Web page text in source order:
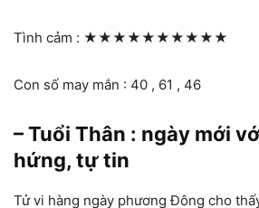
Tình cảm : ★★★★★★★★★★
Con số may mắn : 40 , 61 , 46
– Tuổi Thân : ngày mới
hứng, tự tin
Tử vi hàng ngày phương Đông cho